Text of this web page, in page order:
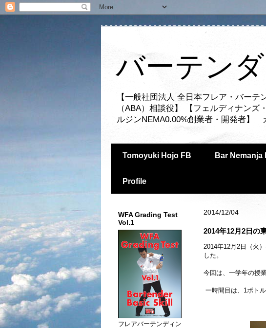
バーテン
【一般社団法人 全日本フレア・バー
（ABA）相談役】 【フェルディナン
ルジンNEMA0.00%創業者・開発者】
Tomoyuki Hojo FB Bar Nemanja
Profile
2014/12/04
2014年12月2日の
2014年12月2日（火
した。
今回は、一学年の授業
一時間目は、1ボト
WFA Grading Test
Vol.1
フレアバーテンディン